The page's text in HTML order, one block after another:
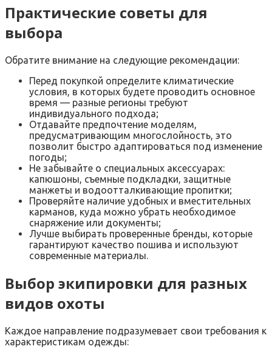
Практические советы для
выбора
Обратите внимание на следующие рекомендации:
Перед покупкой определите климатические
условия, в которых будете проводить основное
время — разные регионы требуют
индивидуального подхода;
Отдавайте предпочтение моделям,
предусматривающим многослойность, это
позволит быстро адаптироваться под изменение
погоды;
Не забывайте о специальных аксессуарах:
капюшоны, съемные подкладки, защитные
манжеты и водоотталкивающие пропитки;
Проверяйте наличие удобных и вместительных
карманов, куда можно убрать необходимое
снаряжение или документы;
Лучше выбирать проверенные бренды, которые
гарантируют качество пошива и используют
современные материалы.
Выбор экипировки для разных
видов охоты
Каждое направление подразумевает свои требования к
характеристикам одежды: